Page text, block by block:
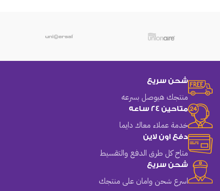
شحن سريع
منتجك هيوصل بسرعه
متاحين 24 ساعه
خدمة عملاء معاك دايما
دفع اون لاين
متاح كل طرق الدفع والتقسيط
شحن سريع
اسرع شحن وامان على منتجك